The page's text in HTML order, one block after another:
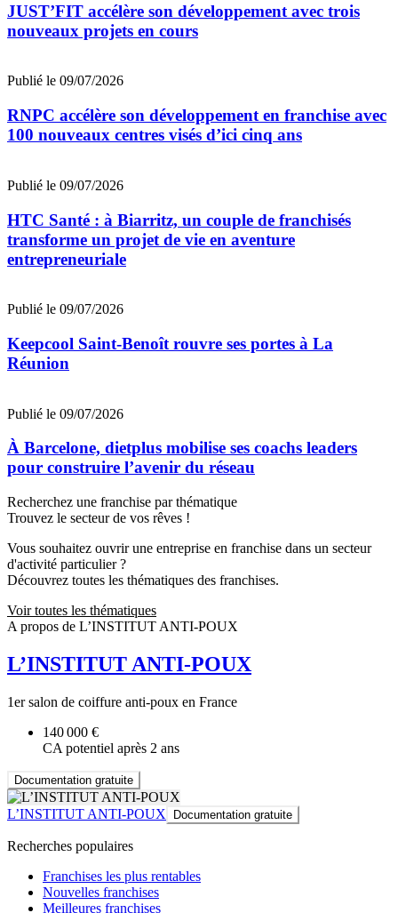
JUST’FIT accélère son développement avec trois
nouveaux projets en cours
Publié le 09/07/2026
RNPC accélère son développement en franchise avec
100 nouveaux centres visés d’ici cinq ans
Publié le 09/07/2026
HTC Santé : à Biarritz, un couple de franchisés
transforme un projet de vie en aventure
entrepreneuriale
Publié le 09/07/2026
Keepcool Saint-Benoît rouvre ses portes à La
Réunion
Publié le 09/07/2026
À Barcelone, dietplus mobilise ses coachs leaders
pour construire l’avenir du réseau
Recherchez une franchise par thématique
Trouvez le secteur de vos rêves !
Vous souhaitez ouvrir une entreprise en franchise dans un secteur
d'activité particulier ?
Découvrez toutes les thématiques des franchises.
Voir toutes les thématiques
A propos de L’INSTITUT ANTI-POUX
L’INSTITUT ANTI-POUX
1er salon de coiffure anti-poux en France
140 000 €
CA potentiel après 2 ans
Documentation gratuite
L’INSTITUT ANTI-POUX Documentation gratuite
Recherches populaires
Franchises les plus rentables
Nouvelles franchises
Meilleures franchises